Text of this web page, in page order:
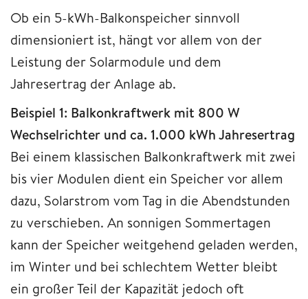
Ob ein 5-kWh-Balkonspeicher sinnvoll
dimensioniert ist, hängt vor allem von der
Leistung der Solarmodule und dem
Jahresertrag der Anlage ab.
Beispiel 1: Balkonkraftwerk mit 800 W
Wechselrichter und ca. 1.000 kWh Jahresertrag
Bei einem klassischen Balkonkraftwerk mit zwei
bis vier Modulen dient ein Speicher vor allem
dazu, Solarstrom vom Tag in die Abendstunden
zu verschieben. An sonnigen Sommertagen
kann der Speicher weitgehend geladen werden,
im Winter und bei schlechtem Wetter bleibt
ein großer Teil der Kapazität jedoch oft